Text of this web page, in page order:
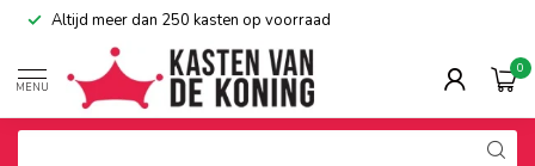
Altijd meer dan 250 kasten op voorraad
MENU
0